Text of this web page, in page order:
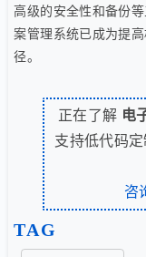
高级的安全性和备份
案管理系统已成为提
径。
正在了解 电
支持低代码
咨
TAG